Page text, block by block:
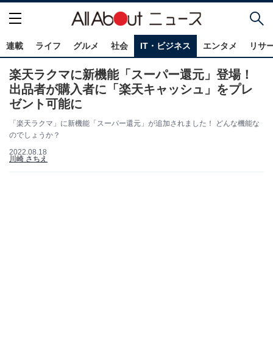
連載 ライフ グルメ 社会 IT・ビジネス エンタメ リサ
楽天ラクマに新機能「スーパー還元」登場！
出品者が購入者に「楽天キャッシュ」をプレ
ゼント可能に
「楽天ラクマ」に新機能「スーパー還元」が追加されました！ どんな機能な
のでしょうか？
2022.08.18
川崎 さちえ